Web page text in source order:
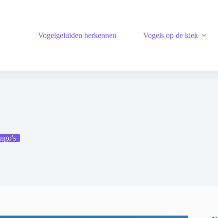
Vogelgeluiden herkennen Vogels op de kiek